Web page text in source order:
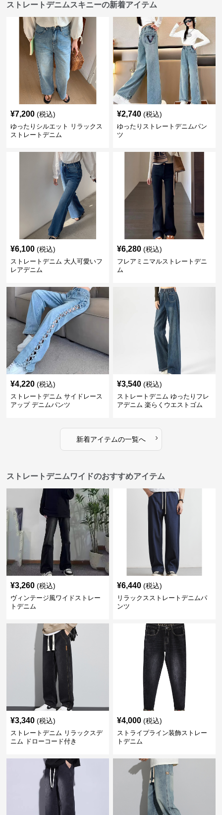
ストレートデニムスキニーの新着アイテム
¥7,200 (税込)
ゆったりシルエット リラックス
ストレートデニム
¥2,740 (税込)
ゆったりストレートデニムパン
ツ
¥6,100 (税込)
ストレートデニム 大人可愛いフ
レアデニム
¥6,280 (税込)
フレアミニマルストレートデニ
ム
¥4,220 (税込)
ストレートデニム サイドレース
アップ デニムパンツ
¥3,540 (税込)
ストレートデニム ゆったりフレ
アデニム 楽らくウエストゴム
新着アイテムの一覧へ ›
ストレートデニムワイドのおすすめアイテム
¥3,260 (税込)
ヴィンテージ風ワイドストレー
トデニム
¥6,440 (税込)
リラックスストレートデニムパ
ンツ
¥3,340 (税込)
ストレートデニム リラックスデ
ニム ドローコード付き
¥4,000 (税込)
ストライプライン装飾ストレー
トデニム